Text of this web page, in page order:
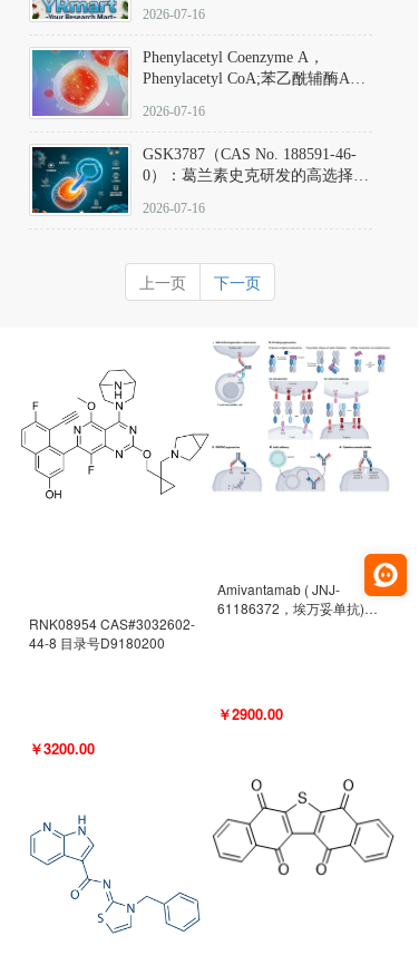
激酶抑制剂的深度剖析
2026-07-16
Phenylacetyl Coenzyme A，
Phenylacetyl CoA;苯乙酰辅酶A
2026-07-16
GSK3787（CAS No. 188591-46-
0）：葛兰素史克研发的高选择
抗剂，被广泛视为研究PPARδ核
靶点药理机制的金标准化学探
针。
2026-07-16
上一页 下一页
RNK08954 CAS#3032602-
44-8 目录号D9180200
￥3200.00
Amivantamab ( JNJ-
61186372，埃万妥单抗)
￥2900.00